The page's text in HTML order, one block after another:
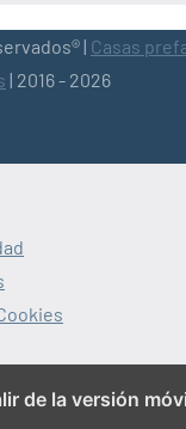
| Casas
| 2016 - 2026
de la versión